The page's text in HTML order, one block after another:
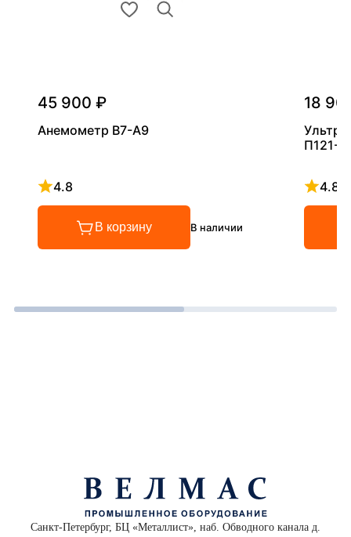
45 900 ₽
Анемометр В7-А9
4.8
Рейтинг 4.8 из 5
В корзину В наличии
18
П121-
4.8
Санкт-Петербург, БЦ «Металлист», наб. Обводного канала д.